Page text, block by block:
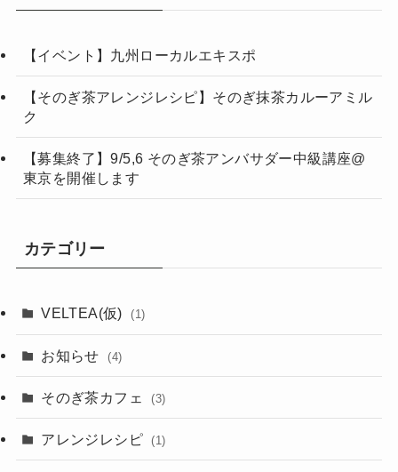
【イベント】九州ローカルエキスポ
【そのぎ茶アレンジレシピ】そのぎ抹茶カルーアミル
ク
【募集終了】9/5,6 そのぎ茶アンバサダー中級講座@
東京を開催します
カテゴリー
VELTEA(仮) (1)
お知らせ (4)
そのぎ茶カフェ (3)
アレンジレシピ (1)